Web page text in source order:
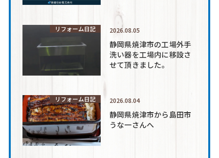
リフォーム日記 2026.08.05
静岡県焼津市の工場外手
洗い器を工場内に移設さ
せて頂きました。
リフォーム日記 2026.08.04
静岡県焼津市から島田市
うな一さんへ